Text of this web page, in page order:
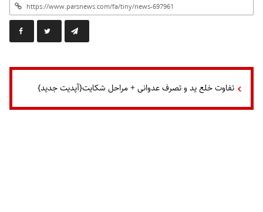
تفاوت خلع ید و تصرف عدوانی + مراحل شکایت{آپدیت جدید}